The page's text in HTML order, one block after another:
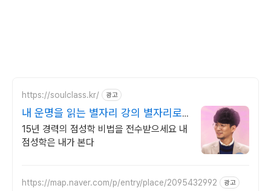
https://soulclass.kr/ 광고
내 운명을 읽는 별자리 강의 별자리로
보는 나
15년 경력의 점성학 비법을 전수받으세요 내
점성학은 내가 본다
https://map.naver.com/p/entry/place/2095432992 광고